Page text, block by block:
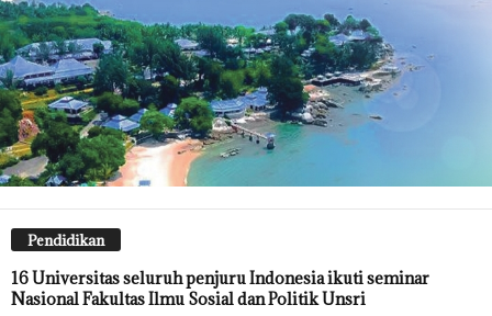
Pendidikan
16 Universitas seluruh penjuru Indonesia ikuti seminar
Nasional Fakultas Ilmu Sosial dan Politik Unsri